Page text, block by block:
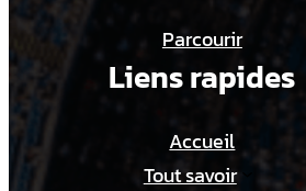
Parcourir
Liens rapides
Accueil
Tout savoir